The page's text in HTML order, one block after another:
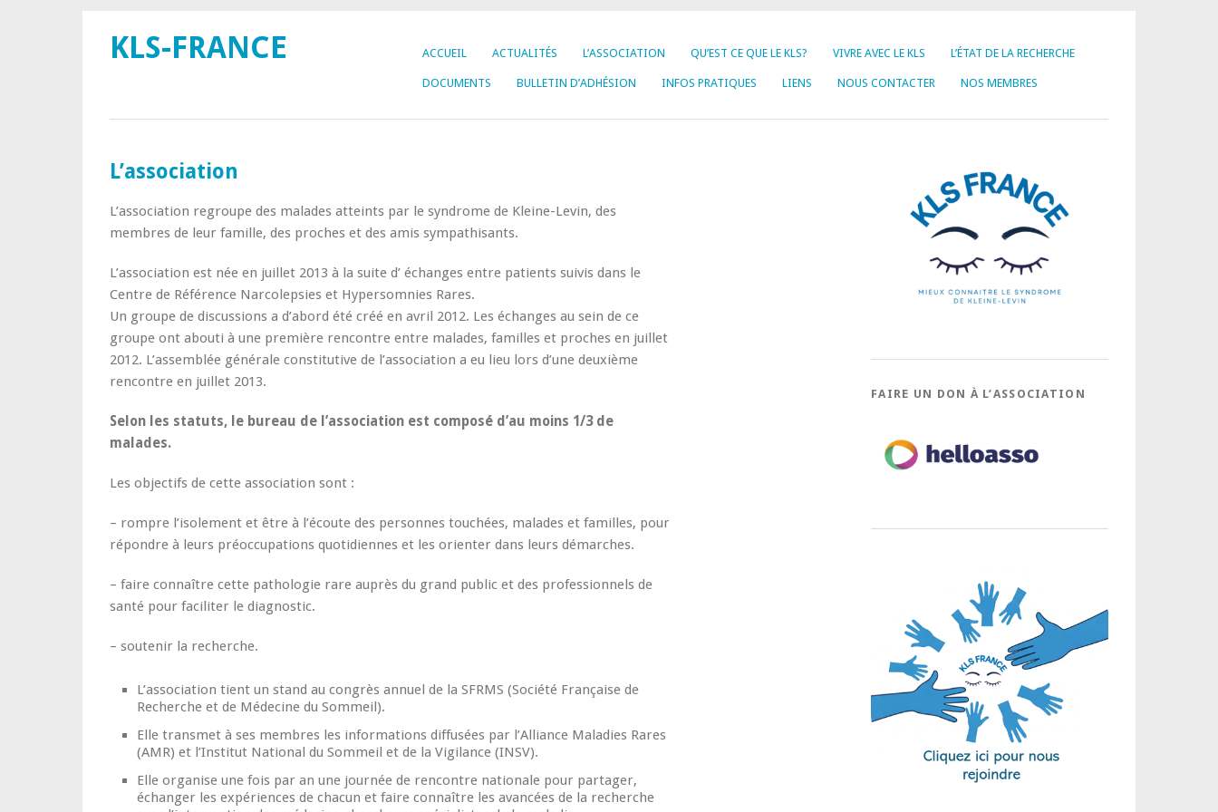
ACCUEIL ACTUALITÉS L’ASSOCIATION QU’EST CE QUE LE KLS? VIVRE AVEC LE KLS L’ÉTAT DE LA RECHERCHE
DOCUMENTS BULLETIN D’ADHÉSION INFOS PRATIQUES LIENS NOUS CONTACTER NOS MEMBRES
KLS-FRANCE
L’association
L’association regroupe des malades atteints par le syndrome de Kleine-Levin, des
membres de leur famille, des proches et des amis sympathisants.
L’association est née en juillet 2013 à la suite d’ échanges entre patients suivis dans le
Centre de Référence Narcolepsies et Hypersomnies Rares.
Un groupe de discussions a d’abord été créé en avril 2012. Les échanges au sein de ce
groupe ont abouti à une première rencontre entre malades, familles et proches en juillet
2012. L’assemblée générale constitutive de l’association a eu lieu lors d’une deuxième
rencontre en juillet 2013.
Selon les statuts, le bureau de l’association est composé d’au moins 1/3 de
malades.
Les objectifs de cette association sont :
– rompre l’isolement et être à l’écoute des personnes touchées, malades et familles, pour
répondre à leurs préoccupations quotidiennes et les orienter dans leurs démarches.
– faire connaître cette pathologie rare auprès du grand public et des professionnels de
santé pour faciliter le diagnostic.
– soutenir la recherche.
L’association tient un stand au congrès annuel de la SFRMS (Société Française de
Recherche et de Médecine du Sommeil).
Elle transmet à ses membres les informations diffusées par l’Alliance Maladies Rares
(AMR) et l’Institut National du Sommeil et de la Vigilance (INSV).
Elle organise une fois par an une journée de rencontre nationale pour partager,
échanger les expériences de chacun et faire connaître les avancées de la recherche
FAIRE UN DON À L’ASSOCIATION